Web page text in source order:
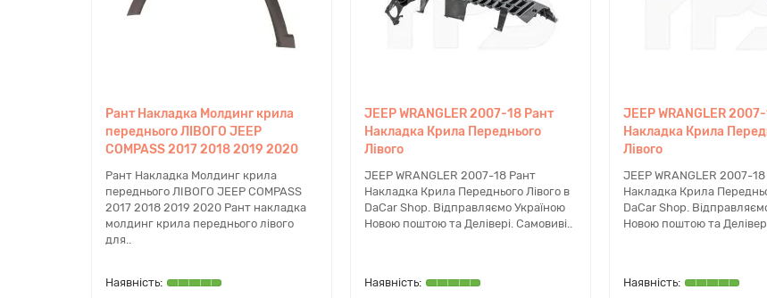
Тип кузова:
SUV (Позашляховик)
Перевірка сумісності
Чому варто купити в dacar.shop
Ми спеціалізуємося на підборі кузовних елементів для американських автомобілів. Купуючи у нас, ви
перевірки деталі за VIN-номером та впевненість у тому, що запчастина підійде. У нас налагоджена швидка
наявності в Києві дозволяє оперативно вирішити питання ремонту вашого авто.
FAQ
Чи підійде цей рант на Jeep Cherokee 2016 року?
Так, дана накладка повністю сумісна з моделями Cherokee KL всього періоду дорестайлінгу з 2013 по 2018 роки.
Рант Накладка Молдинг крила
переднього ЛІВОГО JEEP
COMPASS 2017 2018 2019 2020
Рант Накладка Молдинг крила
переднього ЛІВОГО JEEP COMPASS
2017 2018 2019 2020 Рант накладка
молдинг крила переднього лівого
для..
JEEP WRANGLER 2007-18 Рант
Накладка Крила Переднього
Лівого
JEEP WRANGLER 2007-18 Рант
Накладка Крила Переднього Лівого в
DaCar Shop. Відправляємо Україною
Новою поштою та Делівері. Самовиві..
JEEP WRANGLER
Накладка Крила
Лівого
JEEP WRANGLER 2007-
Накладка Крила
DaCar Shop.
Новою поштою та